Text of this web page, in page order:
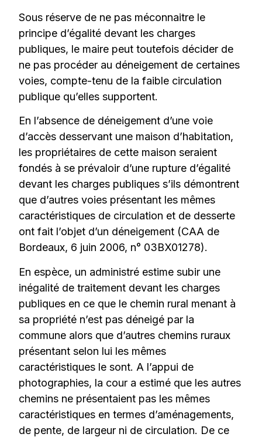
Sous réserve de ne pas méconnaitre le
principe d’égalité devant les charges
publiques, le maire peut toutefois décider de
ne pas procéder au déneigement de certaines
voies, compte-tenu de la faible circulation
publique qu’elles supportent.
En l’absence de déneigement d’une voie
d’accès desservant une maison d’habitation,
les propriétaires de cette maison seraient
fondés à se prévaloir d’une rupture d’égalité
devant les charges publiques s’ils démontrent
que d’autres voies présentant les mêmes
caractéristiques de circulation et de desserte
ont fait l’objet d’un déneigement (CAA de
Bordeaux, 6 juin 2006, n° 03BX01278).
En espèce, un administré estime subir une
inégalité de traitement devant les charges
publiques en ce que le chemin rural menant à
sa propriété n’est pas déneigé par la
commune alors que d’autres chemins ruraux
présentant selon lui les mêmes
caractéristiques le sont. A l’appui de
photographies, la cour a estimé que les autres
chemins ne présentaient pas les mêmes
caractéristiques en termes d’aménagements,
de pente, de largeur ni de circulation. De ce